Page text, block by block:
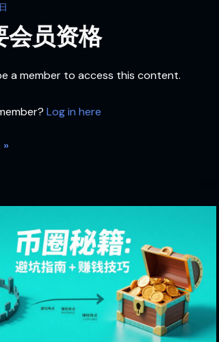
会员资格
a member to access this content.
Log in here